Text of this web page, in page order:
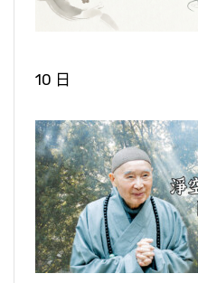
10 日